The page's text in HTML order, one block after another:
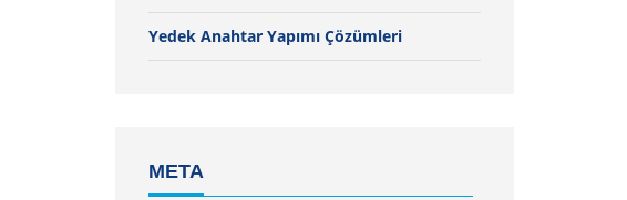
Yedek Anahtar Yapımı Çözümleri
META